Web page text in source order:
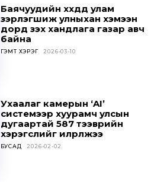
Don't miss
out!
Sing up for our newsletter
SUBSCRIBE
Баячуудийн хүүхдүүд улам
зэрлэгшиж улныхан хэмээн
дорд үзэх хандлага газар авч
байна
ГЭМТ ХЭРЭГ 2026-03-10
Ухаалаг камерын ‘AI’
системээр хуурамч улсын
дугаартай 587 тээврийн
хэрэгслийг илрүүлжээ
БУСАД 2026-02-02